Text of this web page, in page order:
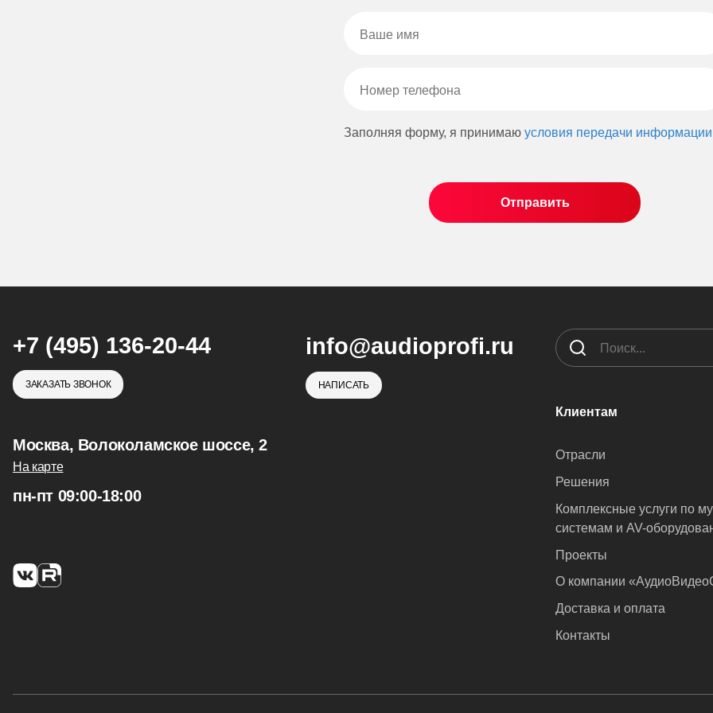
Заполняя форму, я принимаю условия передачи информации
+7 (495) 136-20-44
ЗАКАЗАТЬ ЗВОНОК
info@audioprofi.ru
НАПИСАТЬ
Москва, Волоколамское шоссе, 2
На карте
пн-пт 09:00-18:00
Клиентам
Отрасли
Решения
Комплексные услуги по
системам и AV-
Проекты
О компании
Доставка и оплата
Контакты